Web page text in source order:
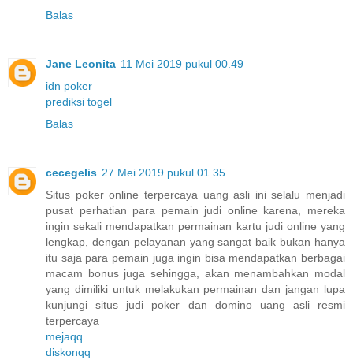
Balas
Jane Leonita 11 Mei 2019 pukul 00.49
idn poker
prediksi togel
Balas
cecegelis 27 Mei 2019 pukul 01.35
Situs poker online terpercaya uang asli ini selalu menjadi
pusat perhatian para pemain judi online karena, mereka
ingin sekali mendapatkan permainan kartu judi online yang
lengkap, dengan pelayanan yang sangat baik bukan hanya
itu saja para pemain juga ingin bisa mendapatkan berbagai
macam bonus juga sehingga, akan menambahkan modal
yang dimiliki untuk melakukan permainan dan jangan lupa
kunjungi situs judi poker dan domino uang asli resmi
terpercaya
mejaqq
diskonqq